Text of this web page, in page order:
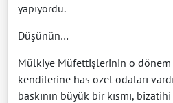
yapıyordu.
Düşünün…
Mülkiye Müfettişlerinin o dönem
kendilerine has özel odaları
baskının büyük bir kısmı,